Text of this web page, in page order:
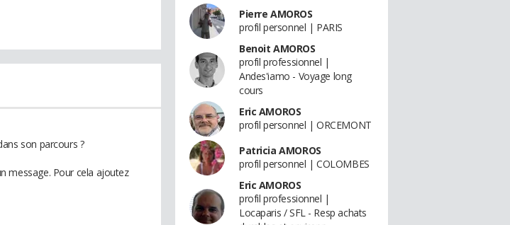
son parcours ?
message. Pour cela ajoutez
Pierre AMOROS
profil personnel | PARIS
Benoit AMOROS
profil professionnel |
Andes'iamo - Voyage long
cours
Eric AMOROS
profil personnel | ORCEMONT
Patricia AMOROS
profil personnel | COLOMBES
Eric AMOROS
profil professionnel |
Locaparis / SFL - Resp achats